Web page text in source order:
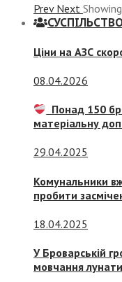
Prev Next Showing
Ціни на АЗС
08.04.2026
Понад 150
матеріальну
29.04.2025
Комунальники
пробити
18.04.2025
У Броварській
мовчання